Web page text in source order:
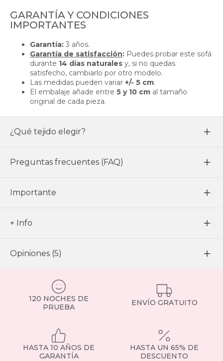
GARANTÍA Y CONDICIONES
IMPORTANTES
Garantía: 3 años.
Garantía de satisfacción: Puedes probar este sofá
durante 14 días naturales y, si no quedas
satisfecho, cambiarlo por otro modelo.
Las medidas pueden variar +/- 5 cm.
El embalaje añade entre 5 y 10 cm al tamaño
original de cada pieza.
¿Qué tejido elegir?
Preguntas frecuentes (FAQ)
Importante
+ Info
Opiniones (5)
120 NOCHES DE
PRUEBA
ENVÍO GRATUITO
HASTA 10 AÑOS DE
GARANTÍA
HASTA UN 65% DE
DESCUENTO